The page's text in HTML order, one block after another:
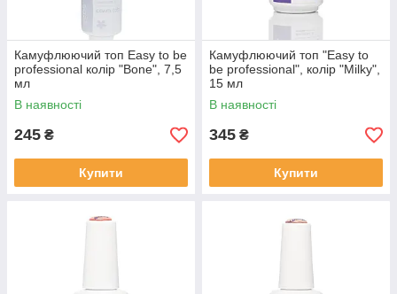
Камуфлюючий топ Easy to be
professional колір "Bone", 7,5
мл
В наявності
245 ₴
Купити
Камуфлюючий топ "Easy to
be professional", колір "Milky",
15 мл
В наявності
345 ₴
Купити